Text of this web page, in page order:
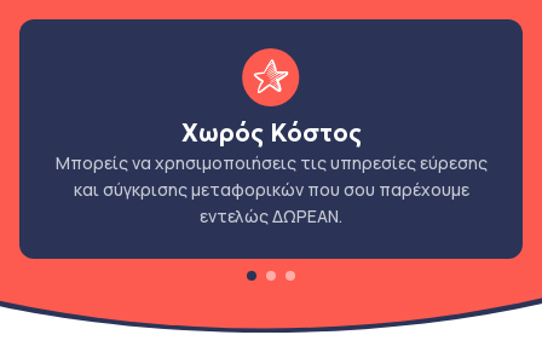
Χωρός Κόστος
Μπορείς να χρησιμοποιήσεις τις υπηρεσίες εύρεσης
και σύγκρισης μεταφορικών που σου παρέχουμε
εντελώς ΔΩΡΕΑΝ.